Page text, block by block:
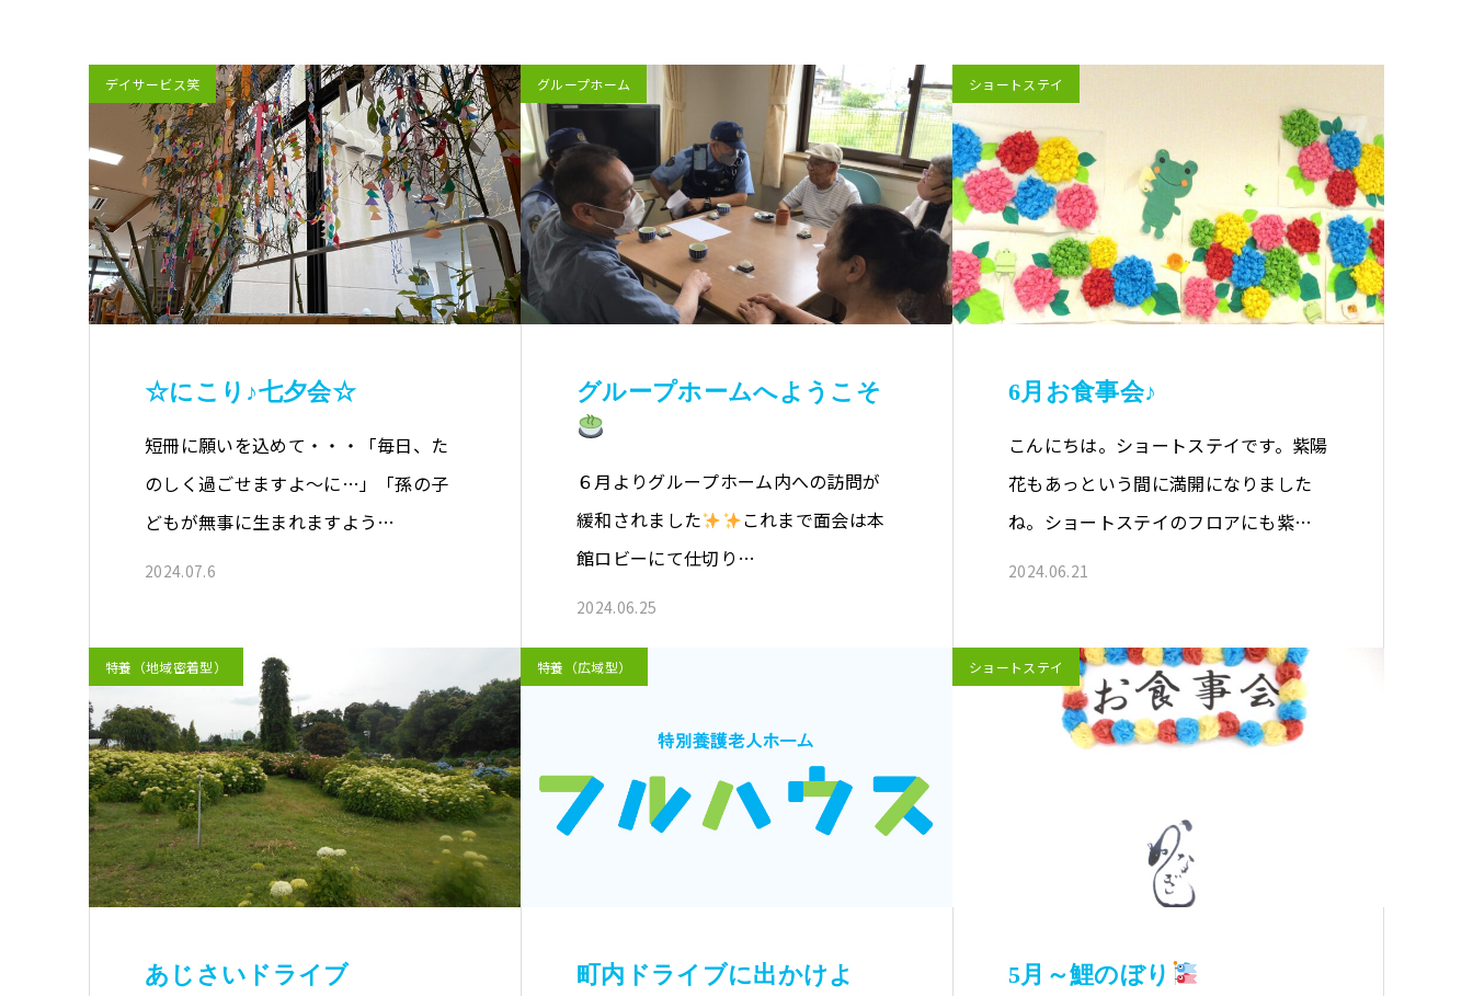
デイサービス笑
☆にこり♪七夕会☆
短冊に願いを込めて・・・「毎日、た
のしく過ごせますよ～に…」「孫の子
どもが無事に生まれますよう…
2024.07.6
グループホーム
グループホームへようこそ
６月よりグループホーム内への訪問が
緩和されました
これまで面会は本
館ロビーにて仕切り…
2024.06.25
ショートステイ
6月お食事会♪
こんにちは。ショートステイです。紫陽
花もあっという間に満開になりました
ね。ショートステイのフロアにも紫陽
花が満…
2024.06.21
特養（地域密着型）
あじさいドライブ
特養（広域型）
町内ドライブに出かけよ
ショートステイ
5月～鯉のぼり